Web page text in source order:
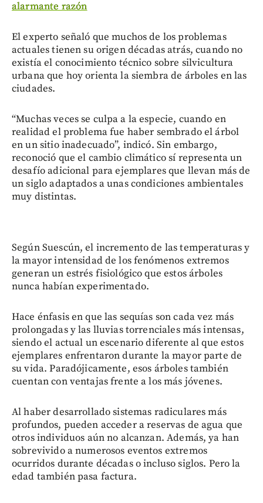
alarmante razón
El experto señaló que muchos de los problemas
actuales tienen su origen décadas atrás, cuando no
existía el conocimiento técnico sobre silvicultura
urbana que hoy orienta la siembra de árboles en las
ciudades.
“Muchas veces se culpa a la especie, cuando en
realidad el problema fue haber sembrado el árbol
en un sitio inadecuado”, indicó. Sin embargo,
reconoció que el cambio climático sí representa un
desafío adicional para ejemplares que llevan más de
un siglo adaptados a unas condiciones ambientales
muy distintas.
Según Suescún, el incremento de las temperaturas y
la mayor intensidad de los fenómenos extremos
generan un estrés fisiológico que estos árboles
nunca habían experimentado.
Hace énfasis en que las sequías son cada vez más
prolongadas y las lluvias torrenciales más intensas,
siendo el actual un escenario diferente al que estos
ejemplares enfrentaron durante la mayor parte de
su vida. Paradójicamente, esos árboles también
cuentan con ventajas frente a los más jóvenes.
Al haber desarrollado sistemas radiculares más
profundos, pueden acceder a reservas de agua que
otros individuos aún no alcanzan. Además, ya han
sobrevivido a numerosos eventos extremos
ocurridos durante décadas o incluso siglos. Pero la
edad también pasa factura.